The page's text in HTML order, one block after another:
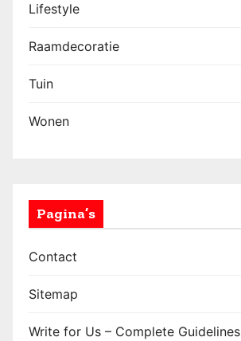
Lifestyle
Raamdecoratie
Tuin
Wonen
Pagina’s
Contact
Sitemap
Write for Us – Complete Guidelines